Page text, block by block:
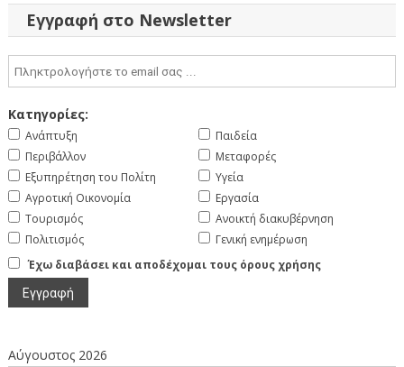
Εγγραφή στο Newsletter
Κατηγορίες:
Ανάπτυξη
Περιβάλλον
Εξυπηρέτηση του Πολίτη
Αγροτική Οικονομία
Τουρισμός
Πολιτισμός
Παιδεία
Μεταφορές
Υγεία
Εργασία
Ανοικτή διακυβέρνηση
Γενική ενημέρωση
Έχω διαβάσει και αποδέχομαι τους όρους χρήσης
Αύγουστος 2026